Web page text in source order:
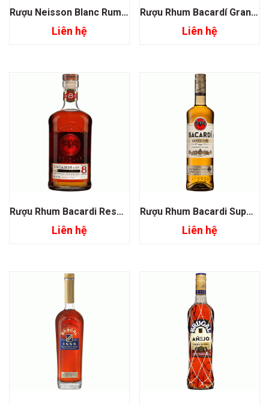
Rượu Neisson Blanc Rum 55%
Liên hệ
Rượu Rhum Bacardí Gran Reserva Diez 10 Years Old
Liên hệ
Rượu Rhum Bacardi Reserva Ocho 8 Years Old
Liên hệ
Rượu Rhum Bacardi Superior Carta Oro Gold
Liên hệ